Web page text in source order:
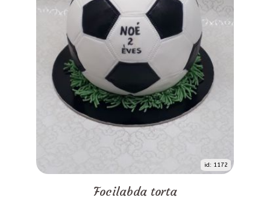
id: 1172
Focilabda torta